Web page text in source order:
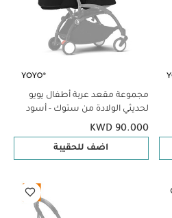
مجموعة مقعد عربة أطفال يويو
لحديثي الولادة من ستوك - أسود
KWD 90.000
اضف للحقيبة